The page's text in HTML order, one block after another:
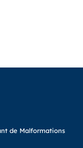
de Malformations